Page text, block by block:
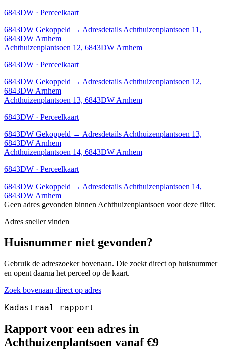
6843DW · Perceelkaart
6843DW Gekoppeld → Adresdetails Achthuizenplantsoen 11,
6843DW Arnhem
Achthuizenplantsoen 12, 6843DW Arnhem
6843DW · Perceelkaart
6843DW Gekoppeld → Adresdetails Achthuizenplantsoen 12,
6843DW Arnhem
Achthuizenplantsoen 13, 6843DW Arnhem
6843DW · Perceelkaart
6843DW Gekoppeld → Adresdetails Achthuizenplantsoen 13,
6843DW Arnhem
Achthuizenplantsoen 14, 6843DW Arnhem
6843DW · Perceelkaart
6843DW Gekoppeld → Adresdetails Achthuizenplantsoen 14,
6843DW Arnhem
Geen adres gevonden binnen Achthuizenplantsoen voor deze filter.
Adres sneller vinden
Huisnummer niet gevonden?
Gebruik de adreszoeker bovenaan. Die zoekt direct op huisnummer
en opent daarna het perceel op de kaart.
Zoek bovenaan direct op adres
Kadastraal rapport
Rapport voor een adres in
Achthuizenplantsoen vanaf €9